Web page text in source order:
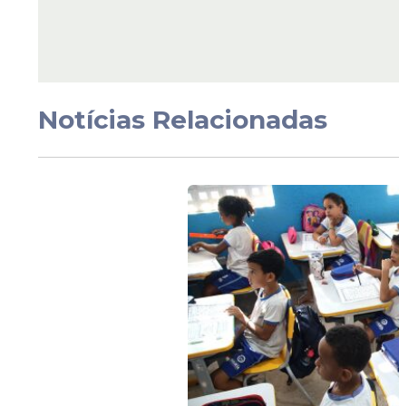
Datafolha: Raquel
João Campos cai e
44% com queda de
Veja Também
A força digital também é uma marca
monitoramento de redes sociais
Notícias Relacionadas